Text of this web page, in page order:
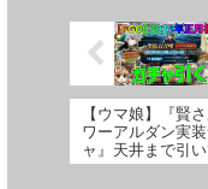
【ウマ娘】『賢
ワーアルダン実
ャ』天井まで引い